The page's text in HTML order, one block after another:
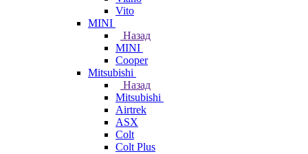
Vito
MINI
Назад
MINI
Cooper
Mitsubishi
Назад
Mitsubishi
Airtrek
ASX
Colt
Colt Plus